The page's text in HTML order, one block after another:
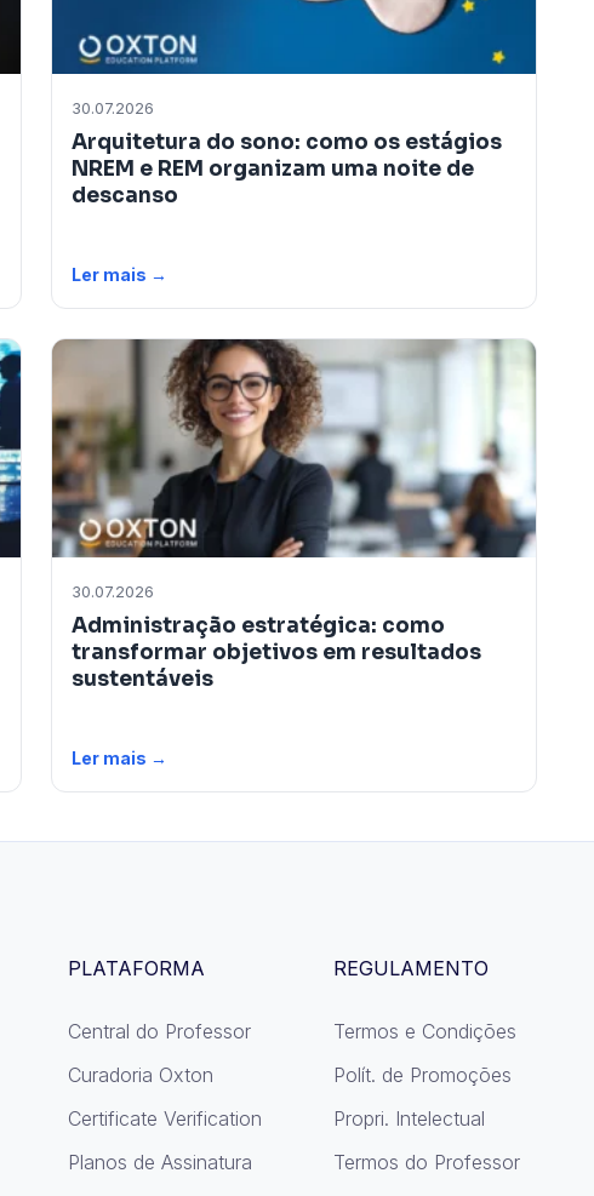
30.07.2026
Arquitetura do sono: como os estágios
NREM e REM organizam uma noite de
descanso
Ler mais →
30.07.2026
Administração estratégica: como
transformar objetivos em resultados
sustentáveis
Ler mais →
PLATAFORMA
Central do Professor
Curadoria Oxton
Certificate Verification
Planos de Assinatura
REGULAMENTO
Termos e Condições
Polít. de Promoções
Propri. Intelectual
Termos do Professor